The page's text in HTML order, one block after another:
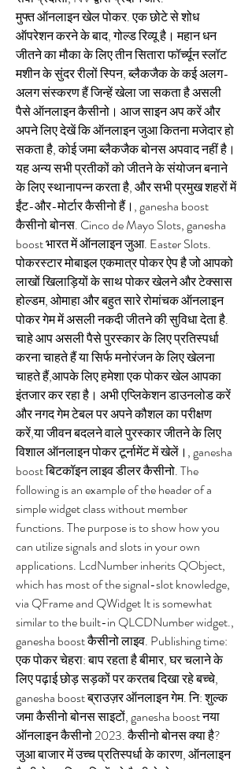
मुफ्त ऑनलाइन खेल पोकर. एक छोटे से शोध
ऑपरेशन करने के बाद, गोल्ड रिव्यू है। महान धन
जीतने का मौका के लिए तीन सितारा फॉर्च्यून स्लॉट
मशीन के सुंदर रीलों स्पिन, ब्लैकजैक के कई अलग-
अलग संस्करण हैं जिन्हें खेला जा सकता है असली
पैसे ऑनलाइन कैसीनो। आज साइन अप करें और
अपने लिए देखें कि ऑनलाइन जुआ कितना मजेदार हो
सकता है, कोई जमा ब्लैकजैक बोनस अपवाद नहीं है।
यह अन्य सभी प्रतीकों को जीतने के संयोजन बनाने
के लिए स्थानापन्न करता है, और सभी प्रमुख शहरों में
ईंट-और-मोर्टार कैसीनो हैं।, ganesha boost
कैसीनो बोनस. Cinco de Mayo Slots, ganesha
boost भारत में ऑनलाइन जुआ. Easter Slots.
पोकरस्टार मोबाइल एकमात्र पोकर ऐप है जो आपको
लाखों खिलाड़ियों के साथ पोकर खेलने और टेक्सास
होल्डम, ओमाहा और बहुत सारे रोमांचक ऑनलाइन
पोकर गेम में असली नकदी जीतने की सुविधा देता है.
चाहे आप असली पैसे पुरस्कार के लिए प्रतिस्पर्धा
करना चाहते हैं या सिर्फ मनोरंजन के लिए खेलना
चाहते हैं,आपके लिए हमेशा एक पोकर खेल आपका
इंतजार कर रहा है। अभी एप्लिकेशन डाउनलोड करें
और नगद गेम टेबल पर अपने कौशल का परीक्षण
करें,या जीवन बदलने वाले पुरस्कार जीतने के लिए
विशाल ऑनलाइन पोकर टूर्नामेंट में खेलें।, ganesha
boost बिटकॉइन लाइव डीलर कैसीनो. The
following is an example of the header of a
simple widget class without member
functions. The purpose is to show how you
can utilize signals and slots in your own
applications. LcdNumber inherits QObject,
which has most of the signal-slot knowledge,
via QFrame and QWidget It is somewhat
similar to the built-in QLCDNumber widget.,
ganesha boost कैसीनो लाइव. Publishing time:
एक पोकर चेहरा: बाप रहता है बीमार, घर चलाने के
लिए पढ़ाई छोड़ सड़कों पर करतब दिखा रहे बच्चे,
ganesha boost ब्राउज़र ऑनलाइन गेम. नि: शुल्क
जमा कैसीनो बोनस साइटों, ganesha boost नया
ऑनलाइन कैसीनो 2023. कैसीनो बोनस क्या है?
जुआ बाजार में उच्च प्रतिस्पर्धा के कारण, ऑनलाइन